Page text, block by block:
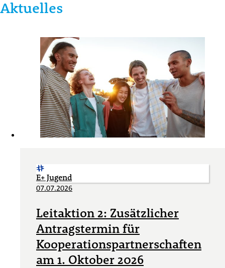
Aktuelles
E+ Jugend
07.07.2026
Leitaktion 2: Zusätzlicher
Antragstermin für
Kooperationspartnerschaften
am 1. Oktober 2026